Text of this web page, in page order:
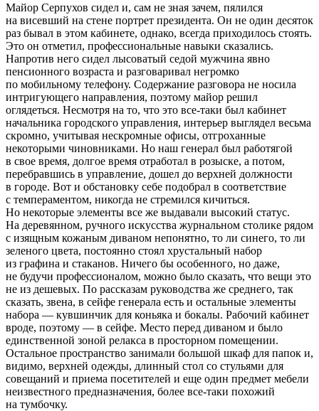
Майор Серпухов сидел и, сам не зная зачем, пялился
на висевший на стене портрет президента. Он не один десяток
раз бывал в этом кабинете, однако, всегда приходилось стоять.
Это он отметил, профессиональные навыки сказались.
Напротив него сидел лысоватый седой мужчина явно
пенсионного возраста и разговаривал негромко
по мобильному телефону. Содержание разговора не носила
интригующего направления, поэтому майор решил
оглядеться. Несмотря на то, что это все-таки был кабинет
начальника городского управления, интерьер выглядел весьма
скромно, учитывая нескромные офисы, отгроханные
некоторыми чиновниками. Но наш генерал был работягой
в свое время, долгое время отработал в розыске, а потом,
перебравшись в управление, дошел до верхней должности
в городе. Вот и обстановку себе подобрал в соответствие
с темпераментом, никогда не стремился кичиться.
Но некоторые элементы все же выдавали высокий статус.
На деревянном, ручного искусства журнальном столике рядом
с изящным кожаным диваном непонятно, то ли синего, то ли
зеленого цвета, постоянно стоял хрустальный набор
из графина и стаканов. Ничего бы особенного, но даже,
не будучи профессионалом, можно было сказать, что вещи это
не из дешевых. По рассказам руководства же среднего, так
сказать, звена, в сейфе генерала есть и остальные элементы
набора — кувшинчик для коньяка и бокалы. Рабочий кабинет
вроде, поэтому — в сейфе. Место перед диваном и было
единственной зоной релакса в просторном помещении.
Остальное пространство занимали большой шкаф для папок и,
видимо, верхней одежды, длинный стол со стульями для
совещаний и приема посетителей и еще один предмет мебели
неизвестного предназначения, более все-таки похожий
на тумбочку.